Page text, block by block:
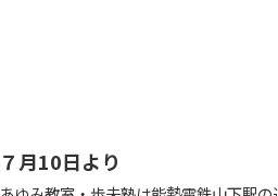
７月10日より